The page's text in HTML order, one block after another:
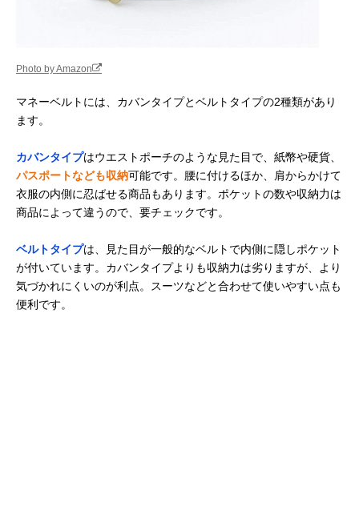
(Gowell) スキミン
ートで安全性をア
Photo by Amazon
マネーベルトには、カバンタイプとベルトタイプの2種類があり
ます。
カバンタイプはウエストポーチのような見た目で、紙幣や硬貨、
パスポートなども収納可能です。腰に付けるほか、肩からかけて
衣服の内側に忍ばせる商品もあります。ポケットの数や収納力は
商品によって違うので、要チェックです。
ベルトタイプは、見た目が一般的なベルトで内側に隠しポケット
が付いています。カバンタイプよりも収納力は劣りますが、より
気づかれにくいのが利点。スーツなどと合わせて使いやすい点も
便利です。